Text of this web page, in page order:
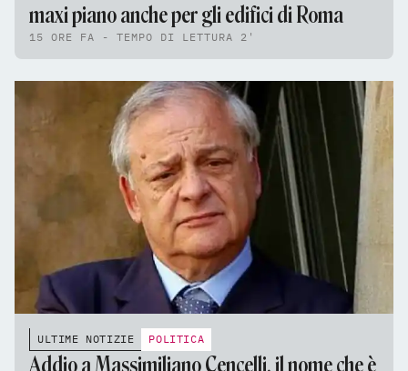
maxi piano anche per gli edifici di Roma
15 ORE FA - TEMPO DI LETTURA 2'
ULTIME NOTIZIE POLITICA
Addio a Massimiliano Cencelli, il nome che è